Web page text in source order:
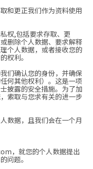
和更正我们作为资料使用
权,包括要求存取、更
删除个人数据、要求解释
个人数据，或者接收您的
权利。
们确认您的身份，并确保
何其他权利）。这是一项
披露的安全措施。为了加
索取与您求有关的进一步
数据，且我们会在一个月
，就您的个人数据提出
问题。